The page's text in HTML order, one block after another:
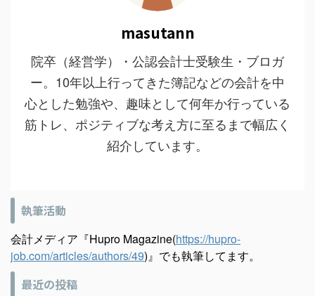
masutann
院卒（経営学）・公認会計士受験生・ブロガ
ー。10年以上行ってきた簿記などの会計を中
心とした勉強や、趣味として何年か行っている
筋トレ、ポジティブな考え方に至るまで幅広く
紹介しています。
執筆活動
会計メディア『Hupro Magazine(https://hupro-
job.com/articles/authors/49)』でも執筆してます。
最近の投稿